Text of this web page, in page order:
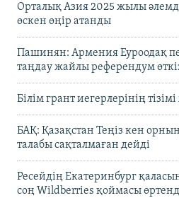
Орталық Азия 2025 жылы
өскен өңір атанды
Пашинян: Армения Еуроодақ
таңдау жайлы референдум
Білім грант иегерлерінің
БАҚ: Қазақстан Теңіз кен
талабы сақталмаған дейді
Ресейдің Екатеринбург
соң Wildberries қоймасы